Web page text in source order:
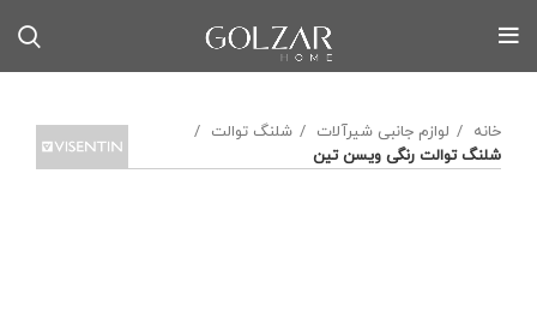
خانه لوازم جانبی شیرآلات
شلنگ توالت
شلنگ توالت رنگی ویسن تین